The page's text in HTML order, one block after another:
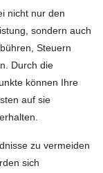
nicht nur den
sondern auch
Steuern
Durch die
können Ihre
auf sie
zu vermeiden
sich